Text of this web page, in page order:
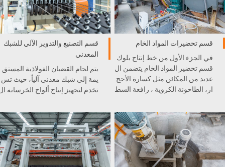
قسم تحضيرات المواد الخام
في الجزء الأول من خط إنتاج بلوك
قسم تحضير المواد الخام يتضمن ال
عديد من المكائن مثل كسارة الأحج
ار، الطاحونة الكروية ، رافعة السط
ممتاز في خط الإنتاج .
قسم التصنيع والتدوير الآلي للشبك
المعدني
يتم لحام القضبان الفولاذية المستق
يمة إلى شبك معدني آلياً، حيث تس
تخدم لتجهيز إنتاج ألواح الخرسانة